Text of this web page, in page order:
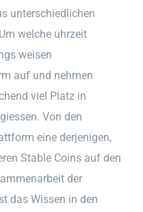
unterschiedlichen
welche uhrzeit
weisen
auf und nehmen
viel Platz in
Von den
eine derjenigen,
Stable Coins auf den
der
das Wissen in den